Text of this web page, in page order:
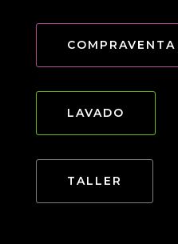
COMPRAVENTA
LAVADO
TALLER